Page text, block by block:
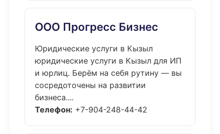
ООО Прогресс Бизнес
Юридические услуги в Кызыл
юридические услуги в Кызыл для ИП
и юрлиц. Берём на себя рутину — вы
сосредоточены на развитии
бизнеса....
Телефон: +7-904-248-44-42